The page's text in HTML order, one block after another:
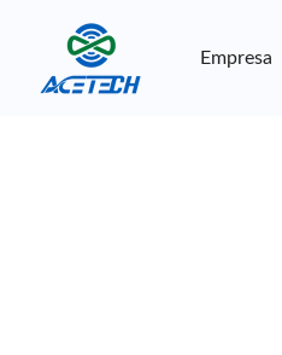
Empresa